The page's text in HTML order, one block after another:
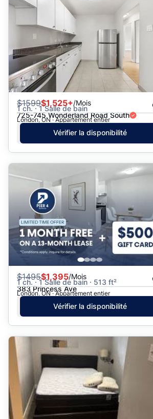
$1599$1,525+/Mois
1 ch. · 1 Salle de bain
725-745 Wonderland Road South
London, ON · Appartement entier
Vérifier la disponibilité
$1495$1,395/Mois
1 ch. · 1 Salle de bain · 513 ft²
383 Princess Ave
London, ON · Appartement entier
Vérifier la disponibilité